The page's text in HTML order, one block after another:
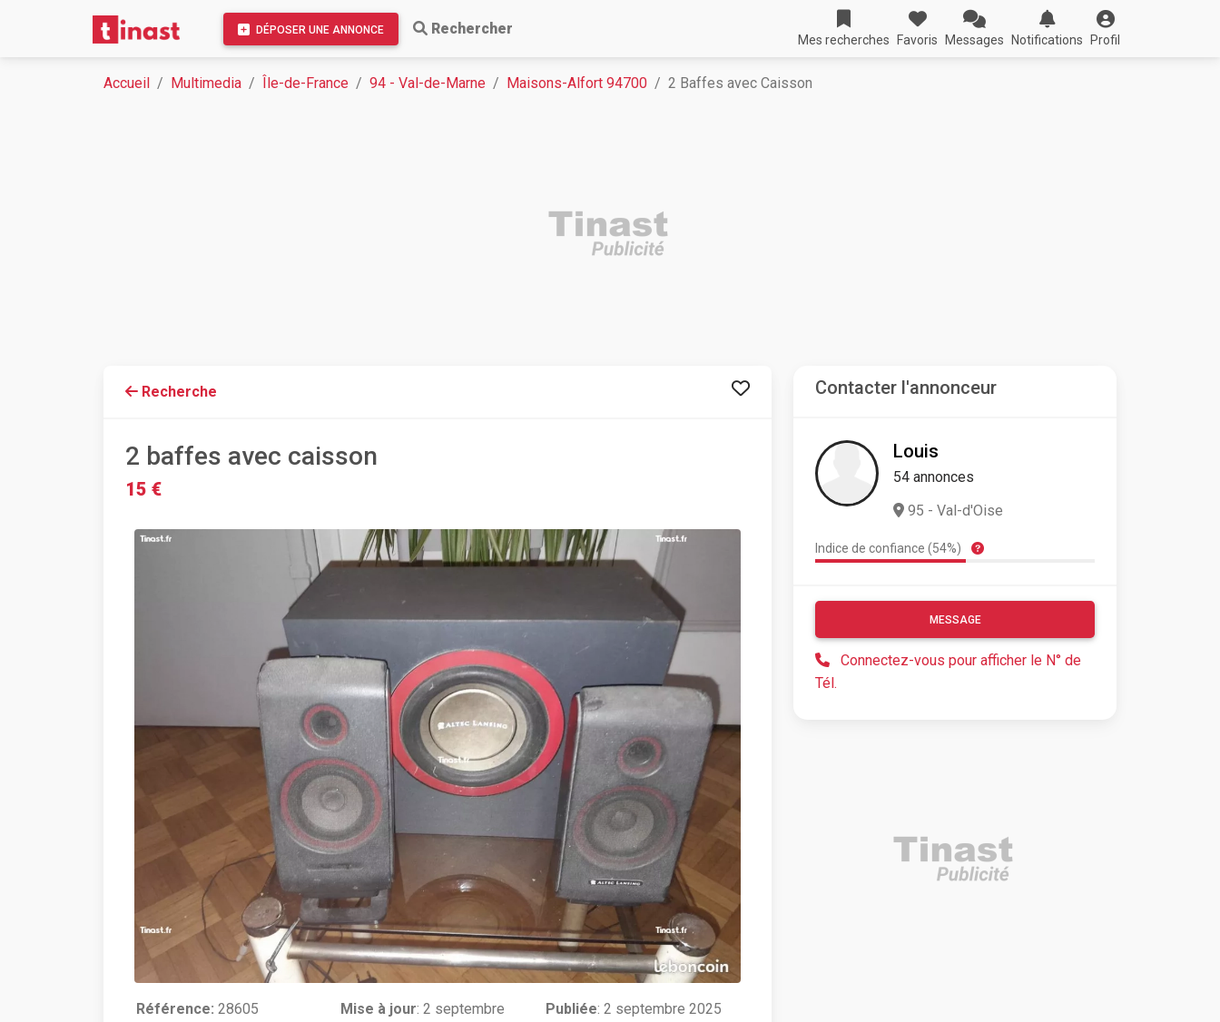
DÉPOSER UNE ANNONCE Rechercher
Mes recherches Favoris Messages Notifications Profil
Accueil Multimedia Île-de-France 94 - Val-de-Marne Maisons-Alfort 94700 2 Baffes avec Caisson
Recherche
2 baffes avec caisson
15 €
Référence: 28605 Mise à jour:2 septembre
Publiée: 2 septembre 2025
Contacter l'annonceur
Louis
54 annonces
95 - Val-d'Oise
Indice de confiance (54%)
MESSAGE
Connectez-vous pour afficher le N° de
Tél.